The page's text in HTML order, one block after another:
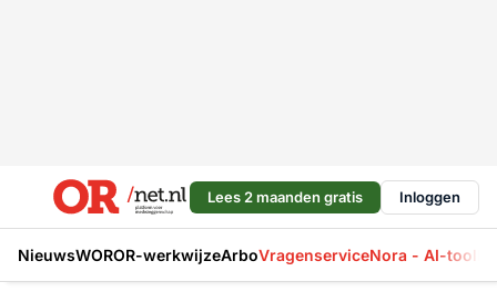
Lees 2 maanden gratis Inloggen
NieuwsWOROR-werkwijzeArboVragenserviceNora - AI-tool